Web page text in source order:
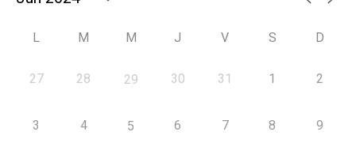
L M M J V S D
27 28 29 30 31 1 2
3 4 5 6 7 8 9